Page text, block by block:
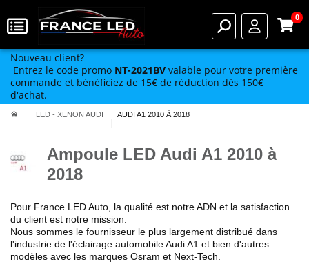
0
Nouveau client?
Entrez le code promo NT-2021BV valable pour votre première
commande et bénéficiez de 15€ de réduction dès 150€
d'achat.
LED - XENON AUDI AUDI A1 2010 À 2018
Ampoule LED Audi A1 2010 à
2018
Pour France LED Auto, la qualité est notre ADN et la satisfaction
du client est notre mission.
Nous sommes le fournisseur le plus largement distribué dans
l'industrie de l'éclairage automobile Audi A1 et bien d'autres
modèles avec les marques Osram et Next-Tech.